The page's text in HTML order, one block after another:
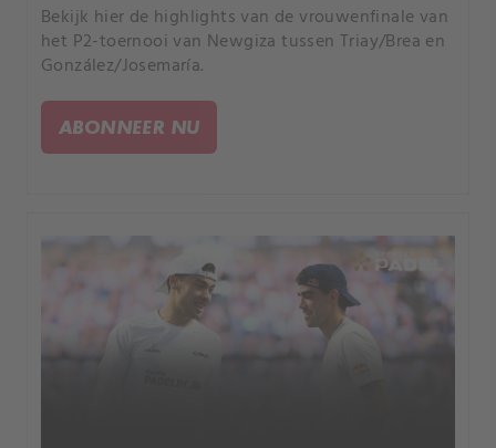
Bekijk hier de highlights van de vrouwenfinale van
het P2-toernooi van Newgiza tussen Triay/Brea en
González/Josemaría.
ABONNEER NU